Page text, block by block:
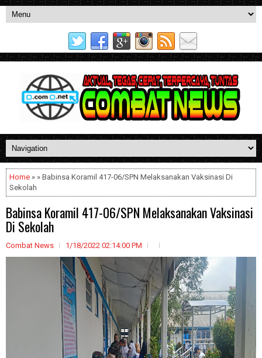
Home » » Babinsa Koramil 417-06/SPN Melaksanakan Vaksinasi Di
Sekolah
Babinsa Koramil 417-06/SPN Melaksanakan Vaksinasi
Di Sekolah
Combat News 1/18/2022 02:14:00 PM